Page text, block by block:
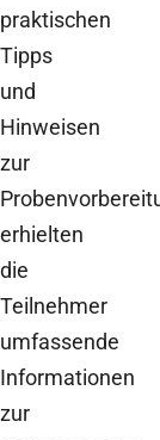
praktischen
Tipps
und
Hinweisen
zur
erhielten
die
Teilnehmer
umfassende
Informationen
zur